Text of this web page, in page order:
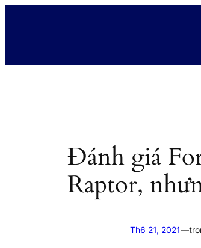
Đánh giá
Raptor,
Th6 21, 2021—